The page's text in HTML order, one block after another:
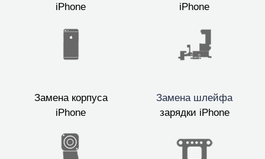
iPhone
iPhone
Замена корпуса
iPhone
Замена шлейфа
зарядки iPhone